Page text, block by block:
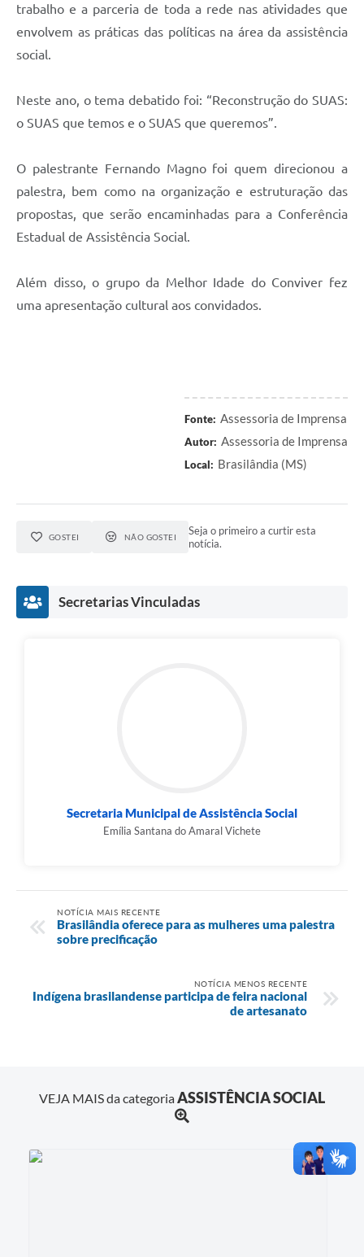
trabalho e a parceria de toda a rede nas atividades que
envolvem as práticas das políticas na área da assistência
social.
Neste ano, o tema debatido foi: “Reconstrução do SUAS:
o SUAS que temos e o SUAS que queremos”.
O palestrante Fernando Magno foi quem direcionou a
palestra, bem como na organização e estruturação das
propostas, que serão encaminhadas para a Conferência
Estadual de Assistência Social.
Além disso, o grupo da Melhor Idade do Conviver fez
uma apresentação cultural aos convidados.
Fonte: Assessoria de Imprensa
Autor: Assessoria de Imprensa
Local: Brasilândia (MS)
GOSTEI NÃO GOSTEI
Seja o primeiro a curtir esta
notícia.
Secretarias Vinculadas
Secretaria Municipal de Assistência Social
Emília Santana do Amaral Vichete
NOTÍCIA MAIS RECENTE
Brasilândia oferece para as mulheres uma palestra
sobre precificação
NOTÍCIA MENOS RECENTE
Indígena brasilandense participa de feira nacional
de artesanato
VEJA MAIS da categoriaASSISTÊNCIA SOCIAL